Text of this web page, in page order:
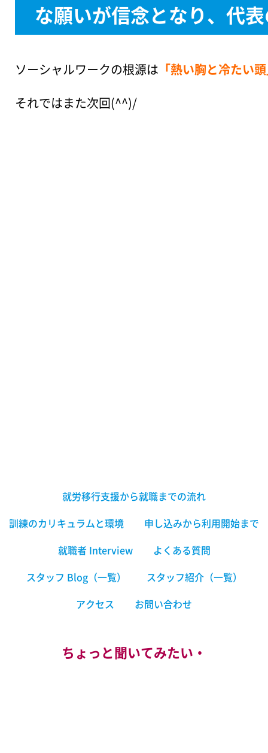
な願いが信念となり、代
ソーシャルワークの根源は 「熱い胸と冷たい
それではまた次回(^^)/
就労移行支援から就職までの流れ
訓練のカリキュラムと環境
申し込みから利用開始まで
就職者 Interview
よくある質問
スタッフ Blog（一覧）
スタッフ紹介（一覧）
アクセス
お問い合わせ
ちょっと聞いてみたい・